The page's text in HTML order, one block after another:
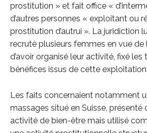
prostitution » et fait office «
d’autres personnes « exploitant ou
prostitution d’autrui ». La juridiction
recruté plusieurs femmes en vue de
d’avoir organisé leur activité, fixé
bénéfices issus de cette exploitation.
Les faits concernaient notamment
massages situé en Suisse, présenté
activité de bien-être mais utilisé